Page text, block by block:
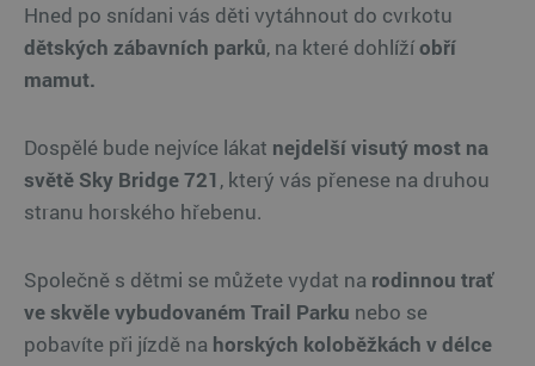
Hned po snídani vás děti vytáhnout do cvrkotu
dětských zábavních parků, na které dohlížíobří
mamut.
Dospělé bude nejvíce lákat nejdelší visutý most na
světě Sky Bridge 721 , který vás přenese na druhou
stranu horského hřebenu.
Společně s dětmi se můžete vydat na rodinnou trať
ve skvěle vybudovaném Trail Parku nebo se
pobavíte při jízdě na horských koloběžkách v délce